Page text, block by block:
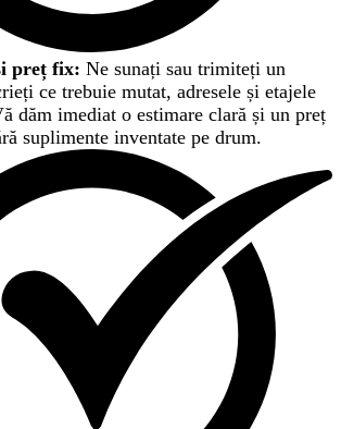
preț fix: Ne sunați sau trimiteți un
ce trebuie mutat, adresele și etajele
dăm imediat o estimare clară și un preț
suplimente inventate pe drum.